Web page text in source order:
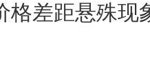
格差距悬殊现